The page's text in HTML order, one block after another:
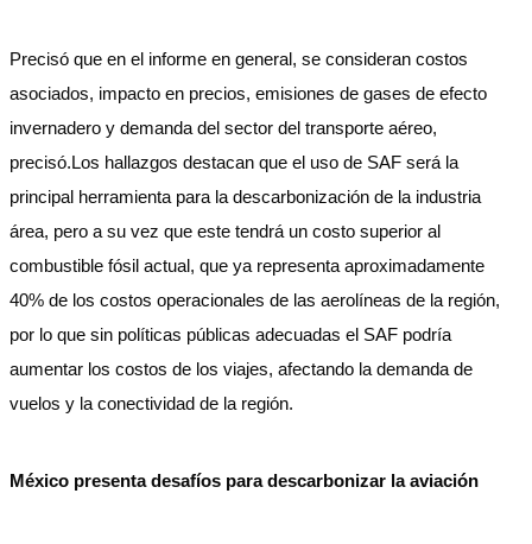
Precisó que en el informe en general, se consideran costos
asociados, impacto en precios, emisiones de gases de efecto
invernadero y demanda del sector del transporte aéreo,
precisó.Los hallazgos destacan que el uso de SAF será la
principal herramienta para la descarbonización de la industria
área, pero a su vez que este tendrá un costo superior al
combustible fósil actual, que ya representa aproximadamente
40% de los costos operacionales de las aerolíneas de la región,
por lo que sin políticas públicas adecuadas el SAF podría
aumentar los costos de los viajes, afectando la demanda de
vuelos y la conectividad de la región.
México presenta desafíos para descarbonizar la aviación